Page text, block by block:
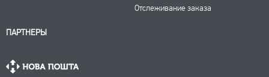
Отслеживание заказа
ПАРТНЕРЫ